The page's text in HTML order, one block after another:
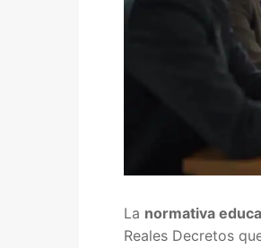
La normativa
Reales Decretos